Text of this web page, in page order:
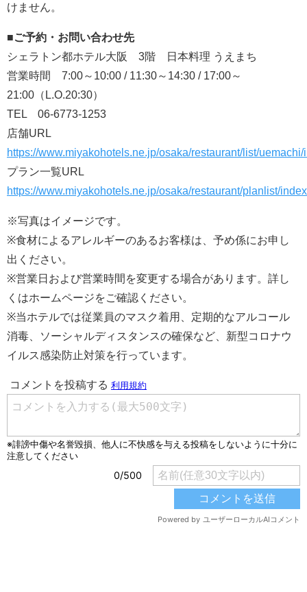
けません。
■ご予約・お問い合わせ先
シェラトン都ホテル大阪 3階 日本料理 うえまち
営業時間 7:00～10:00 / 11:30～14:30 / 17:00～
21:00（L.O.20:30）
TEL 06-6773-1253
店舗URL
https://www.miyakohotels.ne.jp/osaka/restaurant/list/
プラン一覧URL
https://www.miyakohotels.ne.jp/osaka/restaurant/planlist/
※写真はイメージです。
※食材によるアレルギーのあるお客様は、予め係にお申し
出ください。
※営業日および営業時間を変更する場合があります。詳し
くはホームページをご確認ください。
※当ホテルでは従業員のマスク着用、定期的なアルコール
消毒、ソーシャルディスタンスの確保など、新型コロナウ
イルス感染防止対策を行っています。